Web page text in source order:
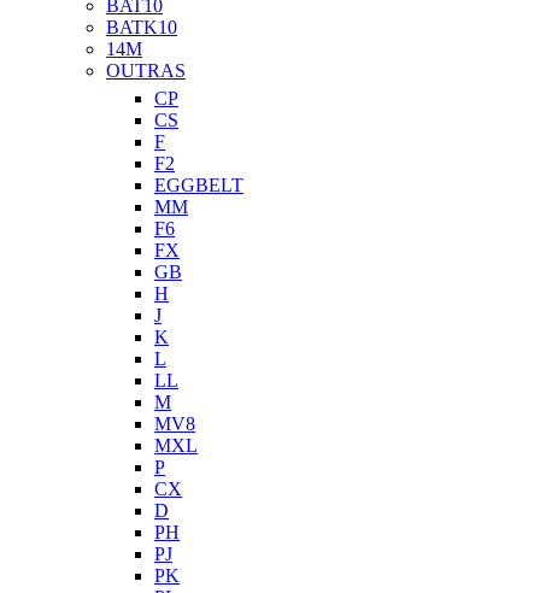
BAT10
BATK10
14M
OUTRAS
CP
CS
F
F2
EGGBELT
MM
F6
FX
GB
H
J
K
L
LL
M
MV8
MXL
P
CX
D
PH
PJ
PK